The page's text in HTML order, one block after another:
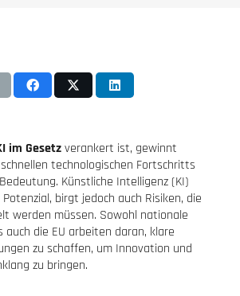
im Gesetzverankert ist, gewinnt
technologischen Fortschritts
Künstliche Intelligenz (KI)
birgt jedoch auch Risiken, die
werden müssen. Sowohl nationale
auch die EU arbeiten daran, klare
zu schaffen, um Innovation und
zu bringen.